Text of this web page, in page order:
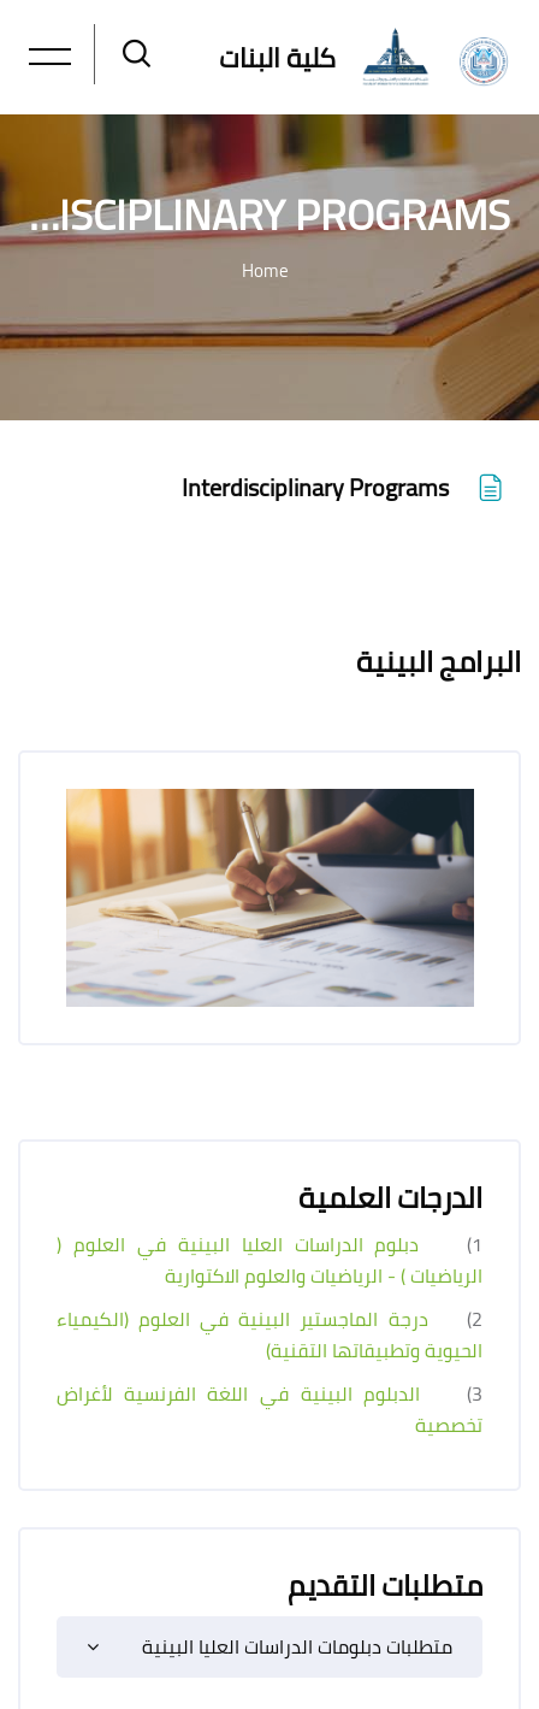
كلية البنات
INTERDISCIPLINARY PROGRAMS
Home
Interdisciplinary Programs
الكتل
البرامج البينية
الدرجات العلمية
1)
دبلوم الدراسات العليا البينية في العلوم (
الرياضيات ) - الرياضيات والعلوم الاكتوارية
2)
درجة الماجستير البينية في العلوم (الكيمياء
الحيوية وتطبيقاتها التقنية)
3)
الدبلوم البينية في اللغة الفرنسية لأغراض
تخصصية
متطلبات التقديم
متطلبات دبلومات الدراسات العليا البينية